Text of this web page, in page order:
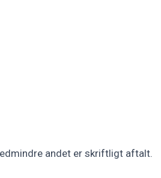
andet er skriftligt aftalt.